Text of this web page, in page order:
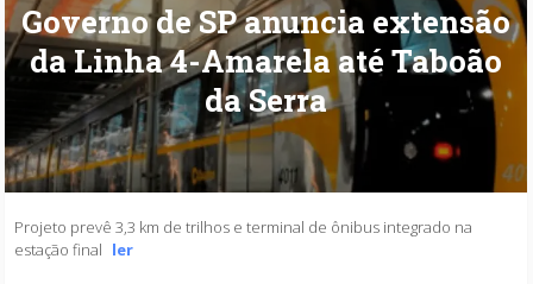
Governo de SP anuncia extensão
da Linha 4-Amarela até Taboão
da Serra
Projeto prevê 3,3 km de trilhos e terminal de ônibus integrado na
estação final ler